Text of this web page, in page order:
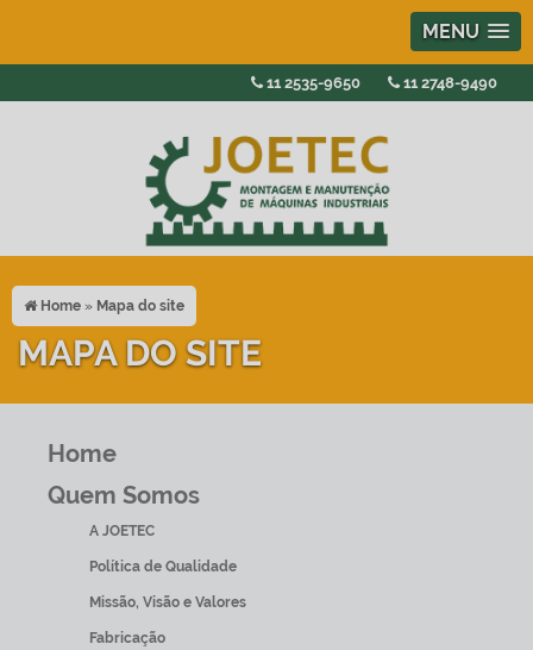
MENU
11 2535-9650 11 2748-9490
Home » Mapa do site
MAPA DO SITE
Home
Quem Somos
A JOETEC
Política de Qualidade
Missão, Visão e Valores
Fabricação